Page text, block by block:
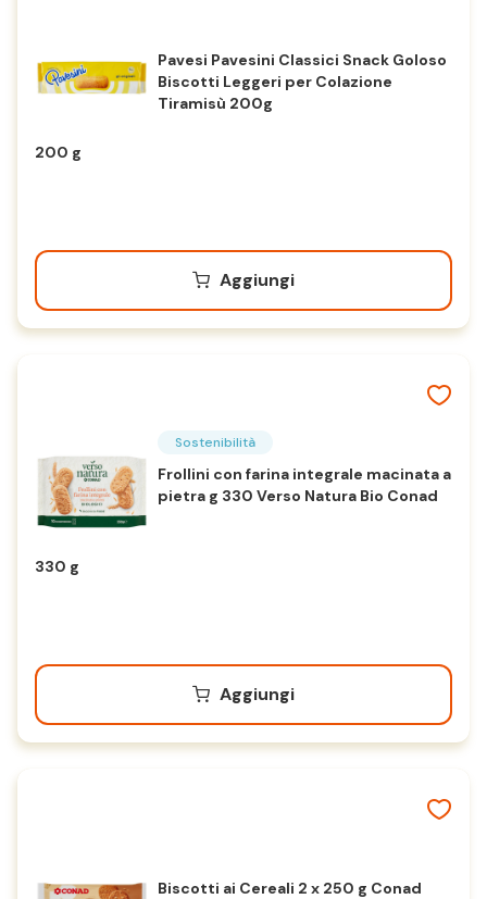
Pavesi Pavesini Classici Snack Goloso
Biscotti Leggeri per Colazione
Tiramisù 200g
200 g
Aggiungi
Sostenibilità
Frollini con farina integrale macinata a
pietra g 330 Verso Natura Bio Conad
330 g
Aggiungi
Biscotti ai Cereali 2 x 250 g Conad